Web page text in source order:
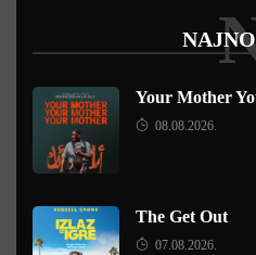
Your Mother
08.08.2026.
The Get Out
07.08.2026.